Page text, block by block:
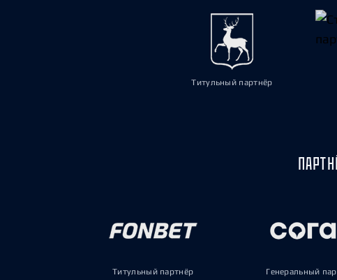
Титульный партнёр
Титульный партнёр Генеральный